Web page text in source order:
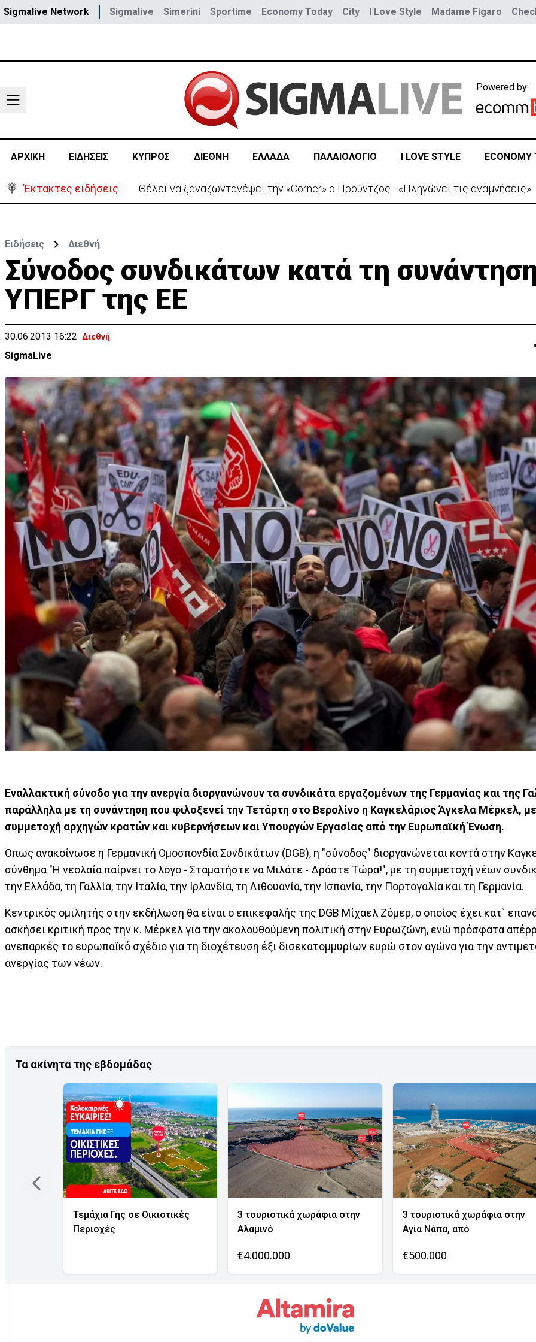
Sigmalive Network Sigmalive Simerini Sportime Economy Today City I Love Style Madame Figaro
Powered by:
ΑΡΧΙΚΗ ΕΙΔΗΣΕΙΣ ΚΥΠΡΟΣ ΔΙΕΘΝΗ ΕΛΛΑΔΑ ΠΑΛΑΙΟΛΟΓΙΟ I LOVE STYLE ECONOMY
Έκτακτες ειδήσεις Συνελήφθη και η σύζυγος του 27χρονου για το τροχαίο με σκούτερ
Ειδήσεις Διεθνή
Σύνοδος συνδικάτων κατά τη
ΥΠΕΡΓ της ΕΕ
30.06.2013 16:22 Διεθνή
SigmaLive
Εναλλακτική σύνοδο για την ανεργία διοργανώνουν τα συνδικάτα εργαζομένων της Γερμανίας και της
παράλληλα με τη συνάντηση που φιλοξενεί την Τετάρτη στο Βερολίνο η Καγκελάριος Άγκελα Μέρκελ,
συμμετοχή αρχηγών κρατών και κυβερνήσεων και Υπουργών Εργασίας από την Ευρωπαϊκή Ένωση.
Όπως ανακοίνωσε η Γερμανική Ομοσπονδία Συνδικάτων (DGB), η "σύνοδος" διοργανώνεται κοντά στην
σύνθημα "Η νεολαία παίρνει το λόγο - Σταματήστε να Μιλάτε - Δράστε Τώρα!", με τη συμμετοχή νέων
την Ελλάδα, τη Γαλλία, την Ιταλία, την Ιρλανδία, τη Λιθουανία, την Ισπανία, την Πορτογαλία και τη Γερμανία.
Κεντρικός ομιλητής στην εκδήλωση θα είναι ο επικεφαλής της DGB Μίχαελ Ζόμερ, ο οποίος έχει κατ`
ασκήσει κριτική προς την κ. Μέρκελ για την ακολουθούμενη πολιτική στην Ευρωζώνη, ενώ πρόσφατα
ανεπαρκές το ευρωπαϊκό σχέδιο για τη διοχέτευση έξι δισεκατομμυρίων ευρώ στον αγώνα για την
ανεργίας των νέων.
Τα ακίνητα της εβδομάδας
Τεμάχια Γης σε Οικιστικές
Περιοχές
3 τουριστικά χωράφια στην
Αλαμινό
€4.000.000
3 τουριστικά χωράφια στην
Αγία Νάπα, από
€500.000